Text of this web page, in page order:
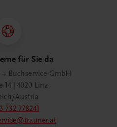
für Sie da
+ Buchservice GmbH
14 | 4020 Linz
Austria
732 778241